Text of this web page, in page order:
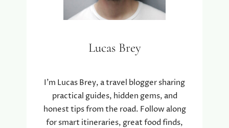
Lucas Brey
I’m Lucas Brey, a travel blogger sharing
practical guides, hidden gems, and
honest tips from the road. Follow along
for smart itineraries, great food finds,